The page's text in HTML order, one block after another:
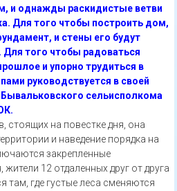
и однажды раскидистые ветви
Для того чтобы построить дом,
и стены его будут
Для того чтобы радоваться
и упорно трудиться в
руководствуется в своей
сельисполкома
стоящих на повестке дня, она
и наведение порядка на
закрепленные
12 отдаленных друг от друга
там, где густые леса сменяются